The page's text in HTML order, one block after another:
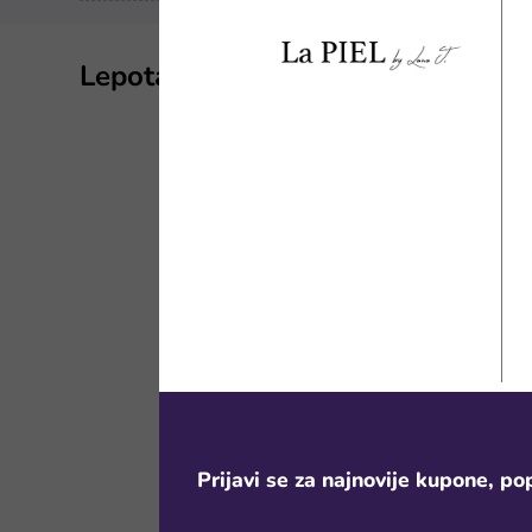
Prijavi se za najnovije kupone,
Lepota kuponi za popust
Lepota je
nekad je u
i
Proizvodi
Zato ne
započneš
posle dugog
Kozmetika
Mi pecamo